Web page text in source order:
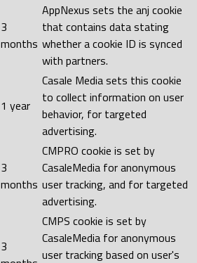
3
months
AppNexus sets the anj cookie
that contains data stating
whether a cookie ID is synced
with partners.
1 year
Casale Media sets this cookie
to collect information on user
behavior, for targeted
advertising.
3
months
CMPRO cookie is set by
CasaleMedia for anonymous
user tracking, and for targeted
advertising.
3
CMPS cookie is set by
CasaleMedia for anonymous
user tracking based on user's